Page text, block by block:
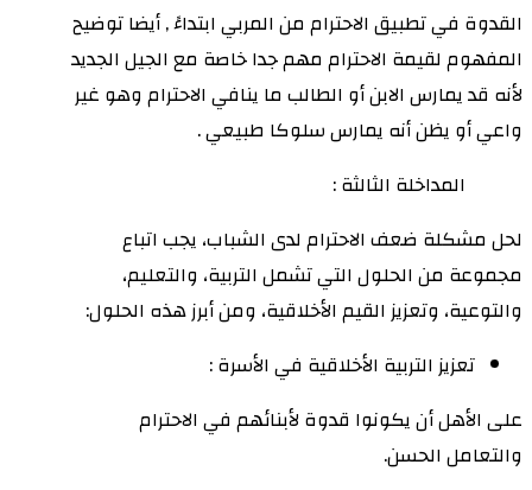
القدوة في تطبيق الاحترام من المربي ابتداءً , أيضا توضيح
المفهوم لقيمة الاحترام مهم جدا خاصة مع الجيل الجديد
لأنه قد يمارس الابن أو الطالب ما ينافي الاحترام وهو غير
واعي أو يظن أنه يمارس سلوكا طبيعي .
المداخلة الثالثة :
لحل مشكلة ضعف الاحترام لدى الشباب، يجب اتباع
مجموعة من الحلول التي تشمل التربية، والتعليم،
والتوعية، وتعزيز القيم الأخلاقية، ومن أبرز هذه الحلول:
تعزيز التربية الأخلاقية في الأسرة :
على الأهل أن يكونوا قدوة لأبنائهم في الاحترام
والتعامل الحسن.